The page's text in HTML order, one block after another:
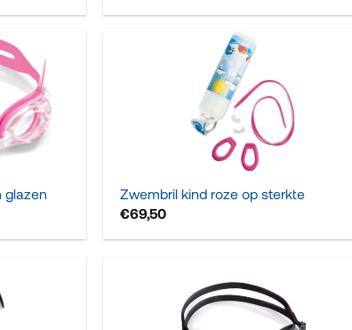
glazen
Zwembril kind roze op sterkte
€69,50